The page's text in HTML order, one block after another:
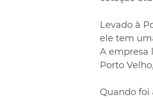
Levado à
ele tem
A empresa
Porto
Quando foi